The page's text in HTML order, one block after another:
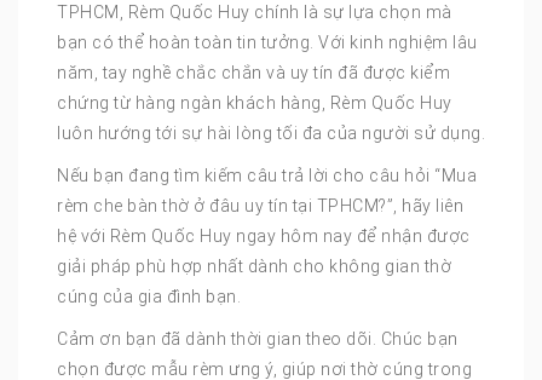
TPHCM, Rèm Quốc Huy chính là sự lựa chọn mà
bạn có thể hoàn toàn tin tưởng. Với kinh nghiệm lâu
năm, tay nghề chắc chắn và uy tín đã được kiểm
chứng từ hàng ngàn khách hàng, Rèm Quốc Huy
luôn hướng tới sự hài lòng tối đa của người sử dụng.
Nếu bạn đang tìm kiếm câu trả lời cho câu hỏi “Mua
rèm che bàn thờ ở đâu uy tín tại TPHCM?”, hãy liên
hệ với Rèm Quốc Huy ngay hôm nay để nhận được
giải pháp phù hợp nhất dành cho không gian thờ
cúng của gia đình bạn.
Cảm ơn bạn đã dành thời gian theo dõi. Chúc bạn
chọn được mẫu rèm ưng ý, giúp nơi thờ cúng trong